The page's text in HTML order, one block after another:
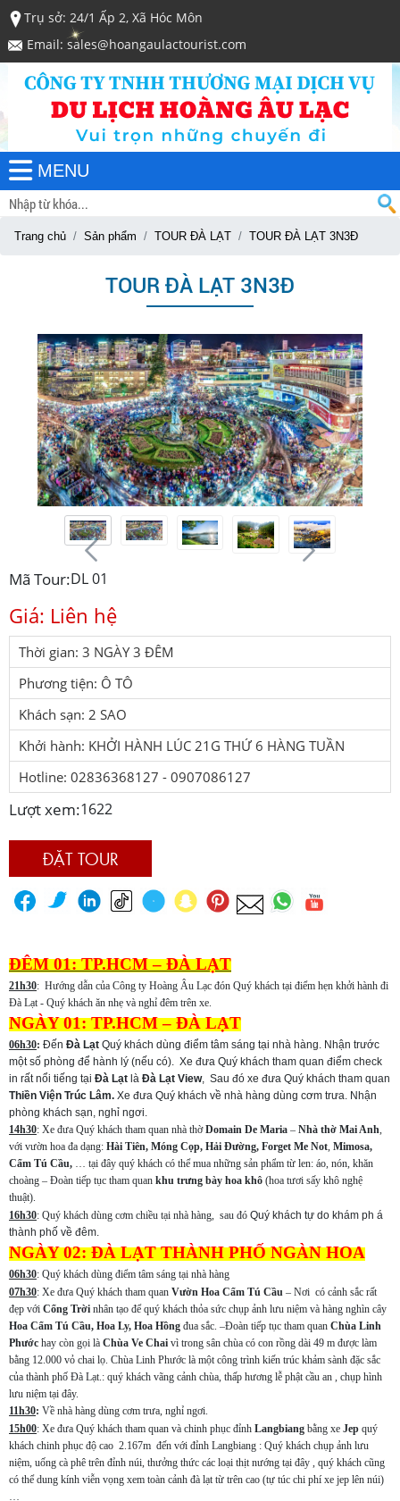
Trụ sở: 24/1 Ấp 2, Xã Hóc Môn
Email: sales@hoangaulactourist.com
MENU
Trang chủ Sản phẩm TOUR ĐÀ LẠT TOUR ĐÀ LẠT 3N3Đ
TOUR ĐÀ LẠT 3N3Đ
Mã Tour:DL 01
Giá: Liên hệ
Thời gian: 3 NGÀY 3 ĐÊM
Phương tiện: Ô TÔ
Khách sạn: 2 SAO
Khởi hành: KHỞI HÀNH LÚC 21G THỨ 6 HÀNG TUẦN
Hotline: 02836368127 - 0907086127
Lượt xem:1622
ĐẶT TOUR
ĐÊM 01: TP.HCM – ĐÀ LẠT
21h30: Hướng dẫn của Công ty Hoàng Âu Lạc đón Quý khách tại điểm hẹn khởi hành đi
Đà Lạt - Quý khách ăn nhẹ và nghỉ đêm trên xe.
NGÀY 01: TP.HCM – ĐÀ LẠT
06h30: Đến Đà Lạt Quý khách dùng điểm tâm sáng tại nhà hàng. Nhận trước
một số phòng để hành lý (nếu có). Xe đưa Quý khách tham quan điểm check
in rất nổi tiếng tại Đà Lạt là Đà Lạt View, Sau đó xe đưa Quý khách tham quan
Thiền Viện Trúc Lâm. Xe đưa Quý khách về nhà hàng dùng cơm trưa. Nhận
phòng khách sạn, nghỉ ngơi.
14h30: Xe đưa Quý khách tham quan nhà thờDomain De Maria – Nhà thờ Mai Anh,
với vườn hoa đa dạng: Hài Tiên, Móng Cọp, Hải Đường, Forget Me Not, Mimosa,
Cẩm Tú Cầu, … tại đây quý khách có thể mua những sản phẩm từ len: áo, nón, khăn
choàng – Đoàn tiếp tục tham quan khu trưng bày hoa khô (hoa tươi sấy khô nghệ
thuật).
16h30: Quý khách dùng cơm chiều tại nhà hàng, sau đó Quý khách tự do khám ph á
thành phố về đêm.
NGÀY 02: ĐÀ LẠT THÀNH PHỐ NGÀN HOA
06h30: Quý khách dùng điểm tâm sáng tại nhà hàng
07h30: Xe đưa Quý khách tham quan Vườn Hoa Cẩm Tú Cầu – Nơi có cảnh sắc rất
đẹp với Cổng Trời nhân tạo để quý khách thỏa sức chụp ảnh lưu niệm và hàng nghìn cây
Hoa Cẩm Tú Cầu, Hoa Ly, Hoa Hồng đua sắc. –Đoàn tiếp tục tham quan Chùa Linh
Phước hay còn gọi là Chùa Ve Chai vì trong sân chùa có con rồng dài 49 m được làm
bằng 12.000 vỏ chai lọ. Chùa Linh Phước là một công trình kiến trúc khảm sành đặc sắc
của thành phố Đà Lạt.: quý khách vãng cảnh chùa, thấp hương lễ phật cầu an , chụp hình
lưu niệm tại đây.
11h30: Về nhà hàng dùng cơm trưa, nghỉ ngơi.
15h00: Xe đưa Quý khách tham quan và chinh phục đỉnh Langbiang bằng xe Jep quý
khách chinh phục độ cao 2.167m đến với đỉnh Langbiang : Quý khách chụp ảnh lưu
niệm, uống cà phê trên đỉnh núi, thưởng thức các loại thịt nướng tại đây , quý khách cũng
có thể dung kính viễn vọng xem toàn cảnh đà lạt từ trên cao (tự túc chi phí xe jep lên núi)